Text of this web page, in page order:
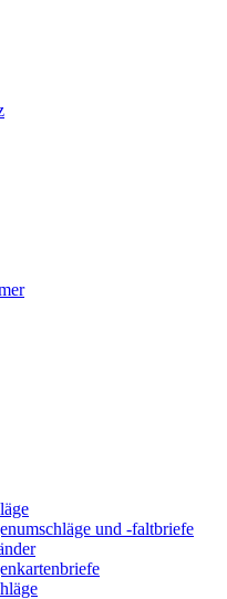
und -faltbriefe